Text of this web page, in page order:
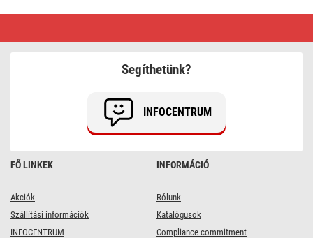
FŐ LINKEK
Akciók
Szállítási információk
INFOCENTRUM
INFORMÁCIÓ
Rólunk
Katalógusok
Compliance commitment
Segíthetünk?
INFOCENTRUM